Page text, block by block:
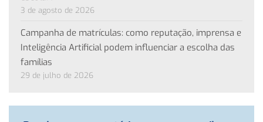
3 de agosto de 2026
Campanha de matrículas: como reputação, imprensa e
Inteligência Artificial podem influenciar a escolha das
famílias
29 de julho de 2026